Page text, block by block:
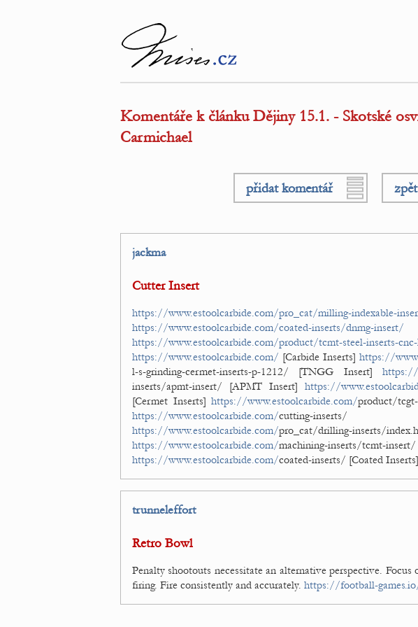
Komentáře k článku Dějiny 15.1. - Skotské
Carmichael
přidat komentář
jackma
Cutter Insert
https://www.estoolcarbide.com/pro_cat/milling-indexable-
https://www.estoolcarbide.com/coated-inserts/dnmg-insert/
https://www.estoolcarbide.com/product/tcmt-steel-inserts-
https://www.estoolcarbide.com/ [Carbide Inserts] https://
l-s-grinding-cermet-inserts-p-1212/ [TNGG Insert] https://
inserts/apmt-insert/ [APMT Insert] https://
[Cermet Inserts] https://www.estoolcarbide.com/product/
https://www.estoolcarbide.com/cutting-
https://www.estoolcarbide.com/pro_cat/drilling-inserts/
https://www.estoolcarbide.com/machining-
https://www.estoolcarbide.com/coated-inserts/ [Coated Inserts]
trunneleffort
Retro Bowl
Penalty shootouts necessitate an alternative perspective.
firing. Fire consistently and accurately. https://football-